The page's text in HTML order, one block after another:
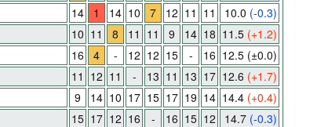
14 1 14 10 7 12 11 11 10.0 (-0.3)
10 11 8 11 11 9 14 18 11.5 (+1.2)
16 4 - 12 12 15 - 16 12.5 (±0.0)
11 12 11 - 13 11 13 17 12.6 (+1.7)
9 14 10 17 15 17 19 14 14.4 (+0.4)
15 17 12 16 - 16 15 12 14.7 (-0.3)